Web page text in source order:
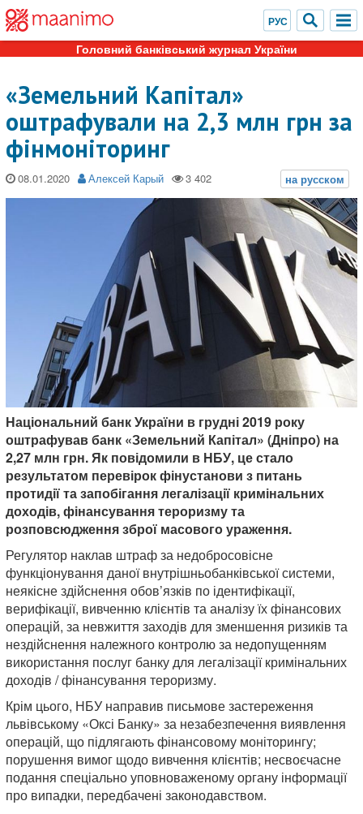
Головний банківський журнал України
«Земельний Капітал»
оштрафували на 2,3 млн грн за
фінмоніторинг
08.01.2020 Алексей Карый
Національний банк України в грудні 2019 року
оштрафував банк «Земельний Капітал» (Дніпро) на
2,27 млн грн. Як повідомили в НБУ, це стало
результатом перевірок фінустанови з питань
протидії та запобігання легалізації кримінальних
доходів, фінансування тероризму та
розповсюдження зброї масового ураження.
Регулятор наклав штраф за недобросовісне
функціонування даної внутрішньобанківської системи,
неякісне здійснення обов’язків по ідентифікації,
верифікації, вивченню клієнтів та аналізу їх фінансових
операцій, за невжиття заходів для зменшення ризиків та
нездійснення належного контролю за недопущенням
використання послуг банку для легалізації кримінальних
доходів / фінансування тероризму.
Крім цього, НБУ направив письмове застереження
львівському «Оксі Банку» за незабезпечення виявлення
операцій, що підлягають фінансовому моніторингу;
порушення вимог щодо вивчення клієнтів; несвоєчасне
подання спеціально уповноваженому органу інформації
про випадки, передбачені законодавством.